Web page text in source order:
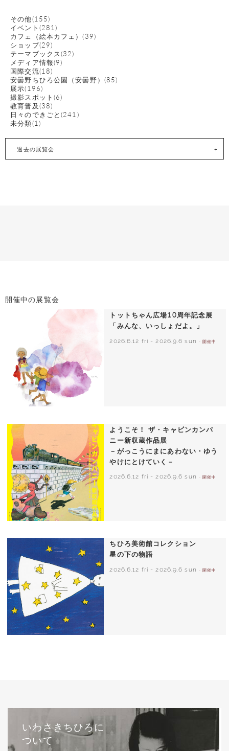
その他(155)
イベント(281)
カフェ（絵本カフェ）(39)
ショップ(29)
テーマブックス(32)
メディア情報(9)
国際交流(18)
安曇野ちひろ公園（安曇野）(85)
展示(196)
撮影スポット(6)
教育普及(38)
日々のできごと(241)
未分類(1)
過去の展覧会
開催中の展覧会
トットちゃん広場10周年記念展
「みんな、いっしょだよ。」
2026.6.12 fri - 2026.9.6 sun - 開催中
ようこそ！ ザ・キャビンカンパ
ニー新収蔵作品展
－がっこうにまにあわない・ゆう
やけにとけていく－
2026.6.12 fri -2026.9.6 sun - 開催中
ちひろ美術館コレクション
星の下の物語
2026.6.12 fri -2026.9.6 sun - 開催中
いわさきちひろに
ついて